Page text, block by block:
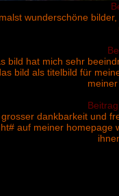
wunderschöne
bild hat mich sehr
bild als titelbild für
grosser dankbarkeit und
auf meiner homepage